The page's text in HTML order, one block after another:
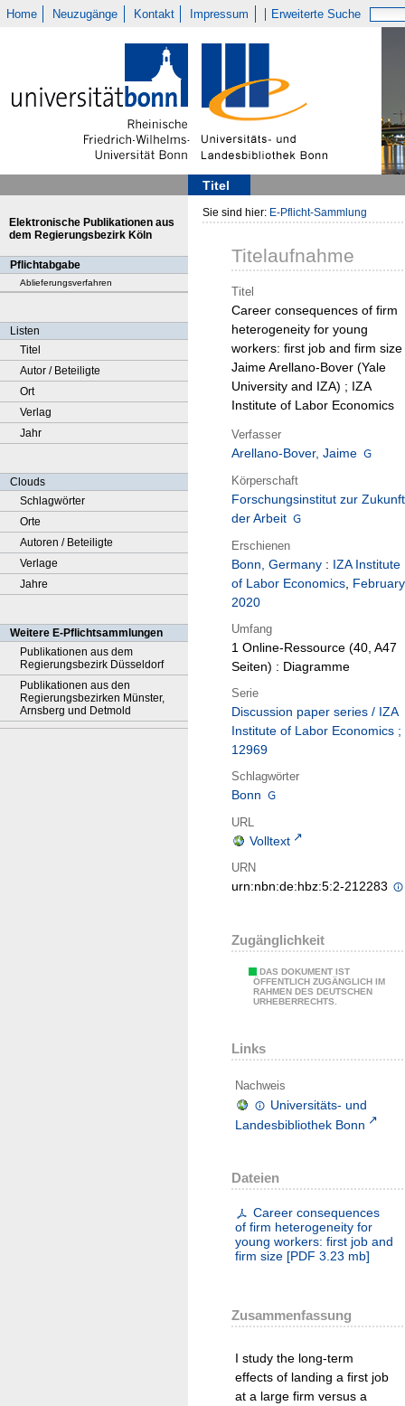
Home Neuzugänge Kontakt Impressum Erweiterte Suche
Titel
Elektronische Publikationen aus
dem Regierungsbezirk Köln
Pflichtabgabe
Ablieferungsverfahren
Listen
Titel
Autor / Beteiligte
Ort
Verlag
Jahr
Clouds
Schlagwörter
Orte
Autoren / Beteiligte
Verlage
Jahre
Weitere E-Pflichtsammlungen
Publikationen aus dem
Regierungsbezirk Düsseldorf
Publikationen aus den
Regierungsbezirken Münster,
Arnsberg und Detmold
Sie sind hier: E-Pflicht-Sammlung
Titelaufnahme
Titel
Career consequences of firm
heterogeneity for young
workers: first job and firm size
Jaime Arellano-Bover (Yale
University and IZA) ; IZA
Institute of Labor Economics
Verfasser
Arellano-Bover, Jaime
Körperschaft
Forschungsinstitut zur Zukunft
der Arbeit
Erschienen
Bonn, Germany : IZA Institute
of Labor Economics, February
2020
Umfang
1 Online-Ressource (40, A47
Seiten) : Diagramme
Serie
Discussion paper series / IZA
Institute of Labor Economics ;
12969
Schlagwörter
Bonn
URL
Volltext
URN
urn:nbn:de:hbz:5:2-212283
Zugänglichkeit
DAS DOKUMENT IST
ÖFFENTLICH ZUGÄNGLICH IM
RAHMEN DES DEUTSCHEN
URHEBERRECHTS.
Links
Nachweis
Universitäts- und
Landesbibliothek Bonn
Dateien
Career consequences
of firm heterogeneity for
young workers: first job and
firm size [PDF 3.23 mb]
Zusammenfassung
I study the long-term
effects of landing a first job
at a large firm versus a